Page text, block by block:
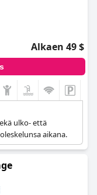
Alkaen 49 $
ulko- että
aikana.